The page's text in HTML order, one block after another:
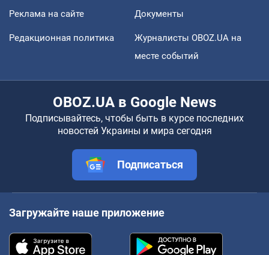
Реклама на сайте Документы
Редакционная политика
Журналисты OBOZ.UA на
месте событий
OBOZ.UA в Google News
Подписывайтесь, чтобы быть в курсе последних
новостей Украины и мира сегодня
Подписаться
Загружайте наше приложение